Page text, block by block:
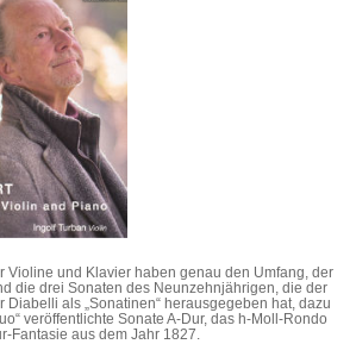
Violine und Klavier haben genau den Umfang, der
die drei Sonaten des Neunzehnjährigen, die der
Diabelli als „Sonatinen“ herausgegeben hat, dazu
veröffentlichte Sonate A-Dur, das h-Moll-Rondo
Fantasie aus dem Jahr 1827.